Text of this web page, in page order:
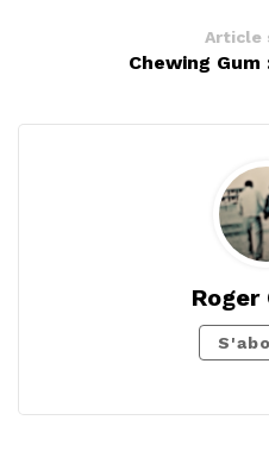
Article
Chewing
Roger